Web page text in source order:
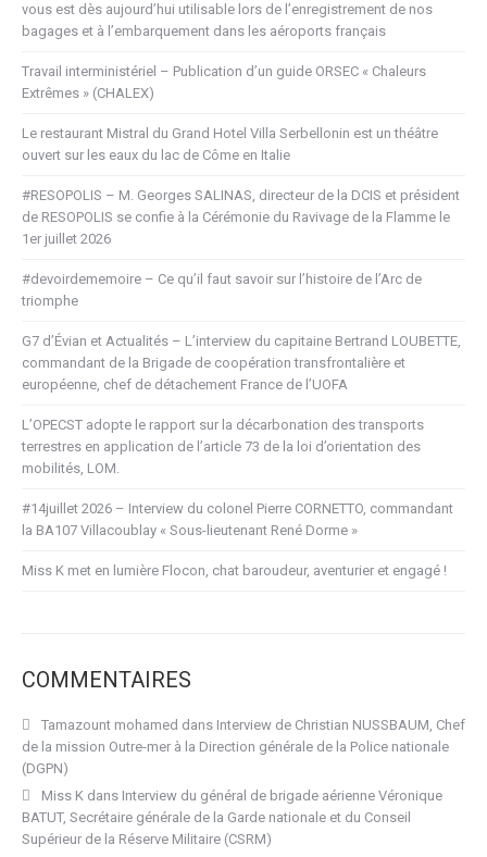
vous est dès aujourd’hui utilisable lors de l’enregistrement de nos
bagages et à l’embarquement dans les aéroports français
Travail interministériel – Publication d’un guide ORSEC « Chaleurs
Extrêmes » (CHALEX)
Le restaurant Mistral du Grand Hotel Villa Serbellonin est un théâtre
ouvert sur les eaux du lac de Côme en Italie
#RESOPOLIS – M. Georges SALINAS, directeur de la DCIS et président
de RESOPOLIS se confie à la Cérémonie du Ravivage de la Flamme le
1er juillet 2026
#devoirdememoire – Ce qu’il faut savoir sur l’histoire de l’Arc de
triomphe
G7 d’Évian et Actualités – L’interview du capitaine Bertrand LOUBETTE,
commandant de la Brigade de coopération transfrontalière et
européenne, chef de détachement France de l’UOFA
L’OPECST adopte le rapport sur la décarbonation des transports
terrestres en application de l’article 73 de la loi d’orientation des
mobilités, LOM.
#14juillet 2026 – Interview du colonel Pierre CORNETTO, commandant
la BA107 Villacoublay « Sous-lieutenant René Dorme »
Miss K met en lumière Flocon, chat baroudeur, aventurier et engagé !
COMMENTAIRES
Tamazount mohamed dans Interview de Christian NUSSBAUM, Chef
de la mission Outre-mer à la Direction générale de la Police nationale
(DGPN)
Miss K dans Interview du général de brigade aérienne Véronique
BATUT, Secrétaire générale de la Garde nationale et du Conseil
Supérieur de la Réserve Militaire (CSRM)